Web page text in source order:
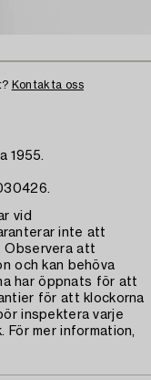
Kontakta oss
1955.
vid
inte att
Observera att
och kan behöva
har öppnats för att
för att klockorna
inspektera varje
För mer information,